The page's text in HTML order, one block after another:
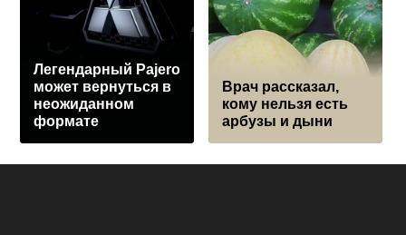
Легендарный Pajero
может вернуться в
неожиданном
формате
Врач рассказал,
кому нельзя есть
арбузы и дыни